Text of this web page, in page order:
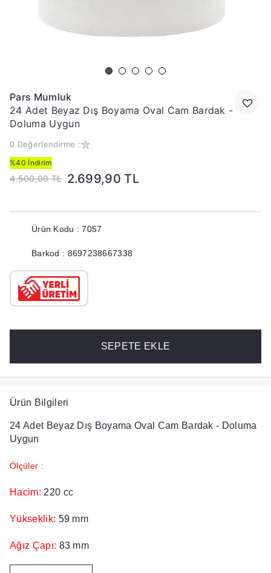
Pars Mumluk
24 Adet Beyaz Dış Boyama Oval Cam Bardak -
Doluma Uygun
0 Değerlendirme :
%40 İndirim
4.500,00 TL 2.699,90 TL
Ürün Kodu : 7057
Barkod : 8697238667338
SEPETE EKLE
Ürün Bilgileri
24 Adet Beyaz Dış Boyama Oval Cam Bardak - Doluma
Uygun
Ölçüler :
Hacim: 220 cc
Yükseklik: 59 mm
Ağız Çapı: 83 mm